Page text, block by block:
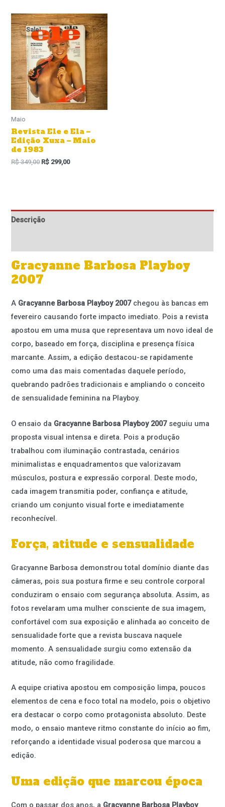
Sale!
Sale!
Maio
Revista Ele e Ela –
Edição Xuxa – Maio
de 1983
R$349,00
O
preço
original
era:
R$ 349,00.
R$ 299,00
O
preço
atual
é:
R$ 299,00.
Descrição
Gracyanne Barbosa Playboy
2007
A Gracyanne Barbosa Playboy 2007chegou às bancas em
fevereiro causando forte impacto imediato. Pois a revista
apostou em uma musa que representava um novo ideal de
corpo, baseado em força, disciplina e presença física
marcante. Assim, a edição destacou-se rapidamente
como uma das mais comentadas daquele período,
quebrando padrões tradicionais e ampliando o conceito
de sensualidade feminina na Playboy.
O ensaio da Gracyanne Barbosa Playboy 2007seguiu uma
proposta visual intensa e direta. Pois a produção
trabalhou com iluminação contrastada, cenários
minimalistas e enquadramentos que valorizavam
músculos, postura e expressão corporal. Deste modo,
cada imagem transmitia poder, confiança e atitude,
criando um conjunto visual forte e imediatamente
reconhecível.
Força, atitude e sensualidade
Gracyanne Barbosa demonstrou total domínio diante das
câmeras, pois sua postura firme e seu controle corporal
conduziram o ensaio com segurança absoluta. Assim, as
fotos revelaram uma mulher consciente de sua imagem,
confortável com sua exposição e alinhada ao conceito de
sensualidade forte que a revista buscava naquele
momento. A sensualidade surgiu como extensão da
atitude, não como fragilidade.
A equipe criativa apostou em composição limpa, poucos
elementos de cena e foco total na modelo, pois o objetivo
era destacar o corpo como protagonista absoluto. Deste
modo, o ensaio manteve ritmo constante do início ao fim,
reforçando a identidade visual poderosa que marcou a
edição.
Uma edição que marcou época
Com o passar dos anos, a Gracyanne Barbosa Playboy